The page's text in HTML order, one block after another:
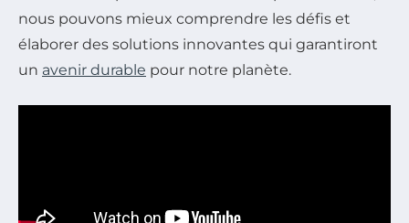
nous pouvons mieux comprendre les défis et
élaborer des solutions innovantes qui garantiront
un avenir durable pour notre planète.